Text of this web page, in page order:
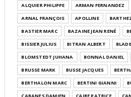
ALQUIER PHILIPPE
ARMAN FERNANDEZ
ARNAL FRANÇOIS
APOLLINE
BASTIER MARC
BAZAINE JEAN RENÉ
BISSIER JULIUS
BITRAN ALBERT BLADE
BLOMSTEDT JUHANA
BONNAL DANIEL
BRUSSE MARK
BUSSE JACQUES
BERTHALON MARC
BERTINI GIANNI